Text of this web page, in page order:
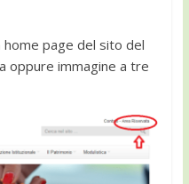
home page del sito del
oppure immagine a tre